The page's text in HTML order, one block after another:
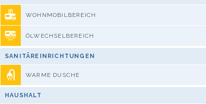
WOHNMOBILBEREICH
ÖLWECHSELBEREICH
SANITÄREINRICHTUNGEN
WARME DUSCHE
HAUSHALT